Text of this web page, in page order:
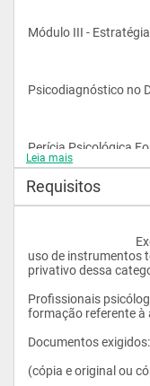
Módulo III -
Psicodiagnóstico no
Perícia Psicológica
Módulo IV - Métodos
Bases Conceituais e
Análise e
Módulo V - Métodos
Leia mais
Requisitos
uso de instrumentos
privativo dessa
Profissionais
formação referente
Documentos exigidos:
(cópia e original ou